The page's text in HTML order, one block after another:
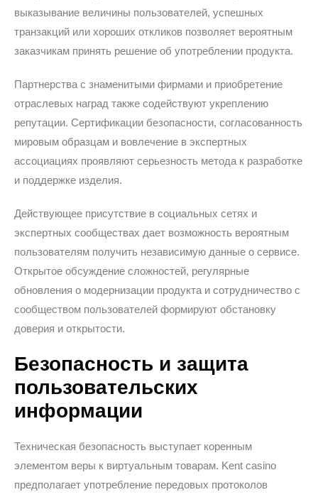
выказывание величины пользователей, успешных
транзакций или хороших откликов позволяет вероятным
заказчикам принять решение об употреблении продукта.
Партнерства с знаменитыми фирмами и приобретение
отраслевых наград также содействуют укреплению
репутации. Сертификации безопасности, согласованность
мировым образцам и вовлечение в экспертных
ассоциациях проявляют серьезность метода к разработке
и поддержке изделия.
Действующее присутствие в социальных сетях и
экспертных сообществах дает возможность вероятным
пользователям получить независимую данные о сервисе.
Открытое обсуждение сложностей, регулярные
обновления о модернизации продукта и сотрудничество с
сообществом пользователей формируют обстановку
доверия и открытости.
Безопасность и защита
пользовательских
информации
Техническая безопасность выступает коренным
элементом веры к виртуальным товарам. Kent casino
предполагает употребление передовых протоколов